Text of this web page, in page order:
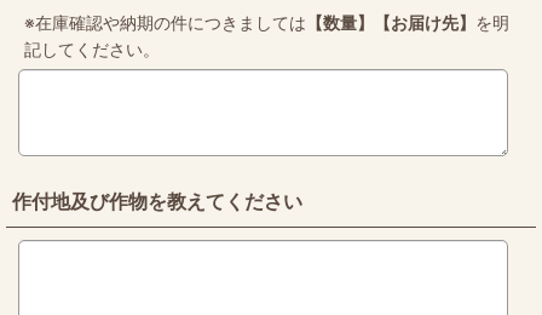
※在庫確認や納期の件につきましては 【数量】【お届け先】 を明
記してください。
作付地及び作物を教えてください